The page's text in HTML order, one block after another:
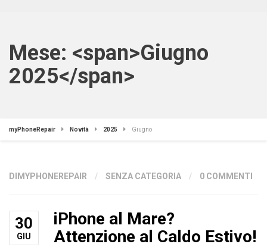
Mese: <span>Giugno
2025</span>
myPhoneRepair Novità 2025 Giugno
DIMYPHONEREPAIR / SENZA CATEGORIA / 0 COMMENTI
30
GIU
iPhone al Mare?
Attenzione al Caldo Estivo!